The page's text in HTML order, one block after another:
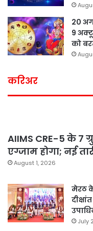
20
9
को
करिअर
AIIMS CRE-5 के 7
एग्जाम होगा; नई
August 1, 2026
मेरठ
July